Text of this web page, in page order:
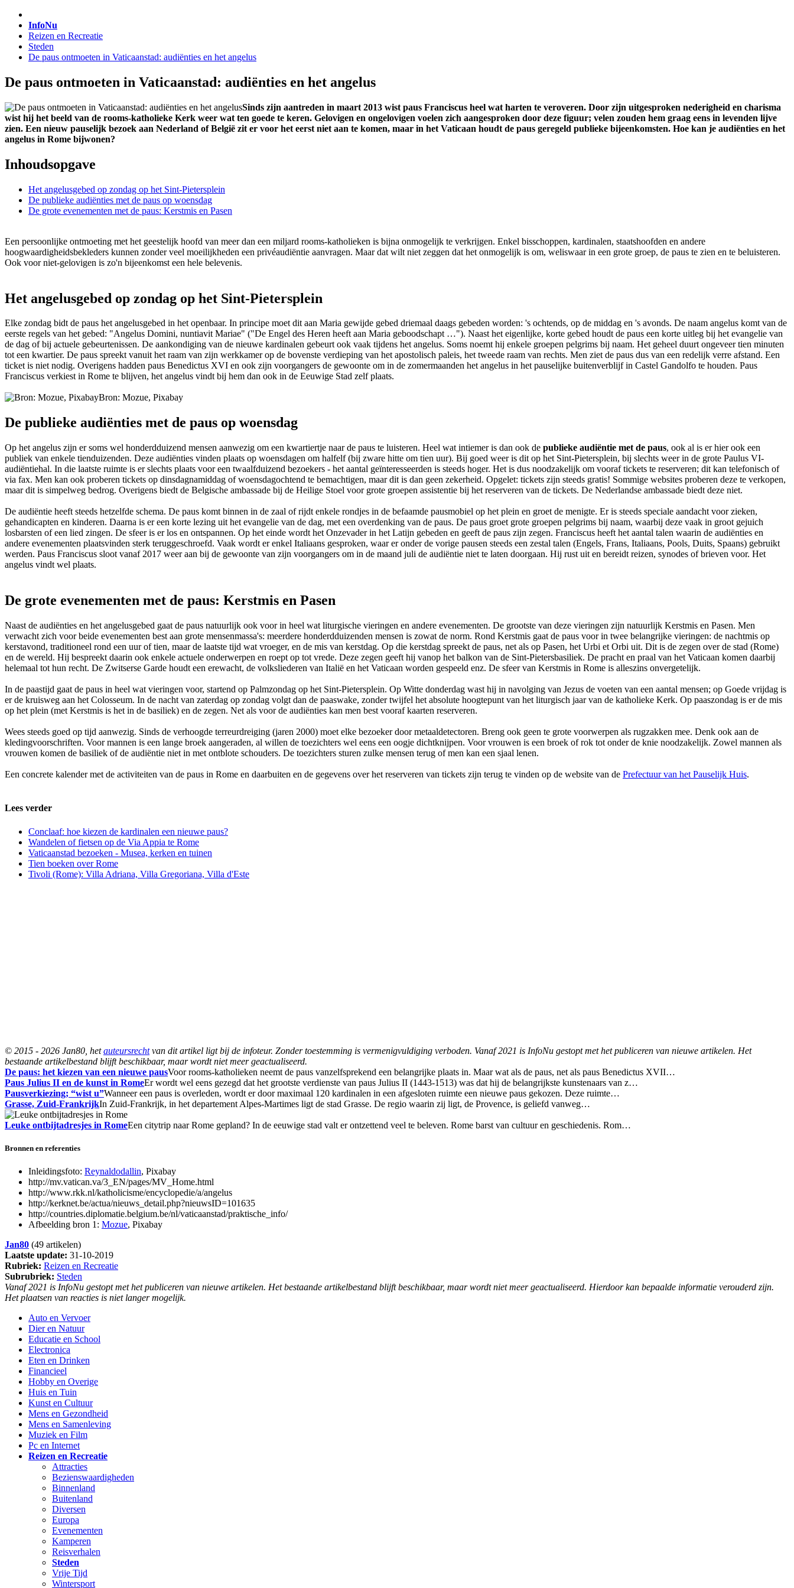
InfoNu
Reizen en Recreatie
Steden
De paus ontmoeten in Vaticaanstad: audiënties en het angelus
De paus ontmoeten in Vaticaanstad: audiënties en het angelus
Sinds zijn aantreden in maart 2013 wist paus Franciscus heel wat harten te veroveren. Door zijn uitgesproken nederigheid en charisma
wist hij het beeld van de rooms-katholieke Kerk weer wat ten goede te keren. Gelovigen en ongelovigen voelen zich aangesproken door deze figuur; velen zouden hem graag eens in levenden lijve
zien. Een nieuw pauselijk bezoek aan Nederland of België zit er voor het eerst niet aan te komen, maar in het Vaticaan houdt de paus geregeld publieke bijeenkomsten. Hoe kan je audiënties en het
angelus in Rome bijwonen?
Inhoudsopgave
Het angelusgebed op zondag op het Sint-Pietersplein
De publieke audiënties met de paus op woensdag
De grote evenementen met de paus: Kerstmis en Pasen
Een persoonlijke ontmoeting met het geestelijk hoofd van meer dan een miljard rooms-katholieken is bijna onmogelijk te verkrijgen. Enkel bisschoppen, kardinalen, staatshoofden en andere
hoogwaardigheidsbekleders kunnen zonder veel moeilijkheden een privéaudiëntie aanvragen. Maar dat wilt niet zeggen dat het onmogelijk is om, weliswaar in een grote groep, de paus te zien en te beluisteren.
Ook voor niet-gelovigen is zo'n bijeenkomst een hele belevenis.
Het angelusgebed op zondag op het Sint-Pietersplein
Elke zondag bidt de paus het angelusgebed in het openbaar. In principe moet dit aan Maria gewijde gebed driemaal daags gebeden worden: 's ochtends, op de middag en 's avonds. De naam angelus komt van de
eerste regels van het gebed: "Angelus Domini, nuntiavit Mariae" ("De Engel des Heren heeft aan Maria geboodschapt …"). Naast het eigenlijke, korte gebed houdt de paus een korte uitleg bij het evangelie van
de dag of bij actuele gebeurtenissen. De aankondiging van de nieuwe kardinalen gebeurt ook vaak tijdens het angelus. Soms noemt hij enkele groepen pelgrims bij naam. Het geheel duurt ongeveer tien minuten
tot een kwartier. De paus spreekt vanuit het raam van zijn werkkamer op de bovenste verdieping van het apostolisch paleis, het tweede raam van rechts. Men ziet de paus dus van een redelijk verre afstand. Een
ticket is niet nodig. Overigens hadden paus Benedictus XVI en ook zijn voorgangers de gewoonte om in de zomermaanden het angelus in het pauselijke buitenverblijf in Castel Gandolfo te houden. Paus
Franciscus verkiest in Rome te blijven, het angelus vindt bij hem dan ook in de Eeuwige Stad zelf plaats.
Bron: Mozue, Pixabay
De publieke audiënties met de paus op woensdag
Op het angelus zijn er soms wel honderdduizend mensen aanwezig om een kwartiertje naar de paus te luisteren. Heel wat intiemer is dan ook de publieke audiëntie met de paus, ook al is er hier ook een
publiek van enkele tienduizenden. Deze audiënties vinden plaats op woensdagen om halfelf (bij zware hitte om tien uur). Bij goed weer is dit op het Sint-Pietersplein, bij slechts weer in de grote Paulus VI-
audiëntiehal. In die laatste ruimte is er slechts plaats voor een twaalfduizend bezoekers - het aantal geïnteresseerden is steeds hoger. Het is dus noodzakelijk om vooraf tickets te reserveren; dit kan telefonisch of
via fax. Men kan ook proberen tickets op dinsdagnamiddag of woensdagochtend te bemachtigen, maar dit is dan geen zekerheid. Opgelet: tickets zijn steeds gratis! Sommige websites proberen deze te verkopen,
maar dit is simpelweg bedrog. Overigens biedt de Belgische ambassade bij de Heilige Stoel voor grote groepen assistentie bij het reserveren van de tickets. De Nederlandse ambassade biedt deze niet.
De audiëntie heeft steeds hetzelfde schema. De paus komt binnen in de zaal of rijdt enkele rondjes in de befaamde pausmobiel op het plein en groet de menigte. Er is steeds speciale aandacht voor zieken,
gehandicapten en kinderen. Daarna is er een korte lezing uit het evangelie van de dag, met een overdenking van de paus. De paus groet grote groepen pelgrims bij naam, waarbij deze vaak in groot gejuich
losbarsten of een lied zingen. De sfeer is er los en ontspannen. Op het einde wordt het Onzevader in het Latijn gebeden en geeft de paus zijn zegen. Franciscus heeft het aantal talen waarin de audiënties en
andere evenementen plaatsvinden sterk teruggeschroefd. Vaak wordt er enkel Italiaans gesproken, waar er onder de vorige pausen steeds een zestal talen (Engels, Frans, Italiaans, Pools, Duits, Spaans) gebruikt
werden. Paus Franciscus sloot vanaf 2017 weer aan bij de gewoonte van zijn voorgangers om in de maand juli de audiëntie niet te laten doorgaan. Hij rust uit en bereidt reizen, synodes of brieven voor. Het
angelus vindt wel plaats.
De grote evenementen met de paus: Kerstmis en Pasen
Naast de audiënties en het angelusgebed gaat de paus natuurlijk ook voor in heel wat liturgische vieringen en andere evenementen. De grootste van deze vieringen zijn natuurlijk Kerstmis en Pasen. Men
verwacht zich voor beide evenementen best aan grote mensenmassa's: meerdere honderdduizenden mensen is zowat de norm. Rond Kerstmis gaat de paus voor in twee belangrijke vieringen: de nachtmis op
kerstavond, traditioneel rond een uur of tien, maar de laatste tijd wat vroeger, en de mis van kerstdag. Op die kerstdag spreekt de paus, net als op Pasen, het Urbi et Orbi uit. Dit is de zegen over de stad (Rome)
en de wereld. Hij bespreekt daarin ook enkele actuele onderwerpen en roept op tot vrede. Deze zegen geeft hij vanop het balkon van de Sint-Pietersbasiliek. De pracht en praal van het Vaticaan komen daarbij
helemaal tot hun recht. De Zwitserse Garde houdt een erewacht, de volksliederen van Italië en het Vaticaan worden gespeeld enz. De sfeer van Kerstmis in Rome is alleszins onvergetelijk.
In de paastijd gaat de paus in heel wat vieringen voor, startend op Palmzondag op het Sint-Pietersplein. Op Witte donderdag wast hij in navolging van Jezus de voeten van een aantal mensen; op Goede vrijdag is
er de kruisweg aan het Colosseum. In de nacht van zaterdag op zondag volgt dan de paaswake, zonder twijfel het absolute hoogtepunt van het liturgisch jaar van de katholieke Kerk. Op paaszondag is er de mis
op het plein (met Kerstmis is het in de basiliek) en de zegen. Net als voor de audiënties kan men best vooraf kaarten reserveren.
Wees steeds goed op tijd aanwezig. Sinds de verhoogde terreurdreiging (jaren 2000) moet elke bezoeker door metaaldetectoren. Breng ook geen te grote voorwerpen als rugzakken mee. Denk ook aan de
kledingvoorschriften. Voor mannen is een lange broek aangeraden, al willen de toezichters wel eens een oogje dichtknijpen. Voor vrouwen is een broek of rok tot onder de knie noodzakelijk. Zowel mannen als
vrouwen komen de basiliek of de audiëntie niet in met ontblote schouders. De toezichters sturen zulke mensen terug of men kan een sjaal lenen.
Een concrete kalender met de activiteiten van de paus in Rome en daarbuiten en de gegevens over het reserveren van tickets zijn terug te vinden op de website van de Prefectuur van het Pauselijk Huis.
Lees verder
Conclaaf: hoe kiezen de kardinalen een nieuwe paus?
Wandelen of fietsen op de Via Appia te Rome
Vaticaanstad bezoeken - Musea, kerken en tuinen
Tien boeken over Rome
Tivoli (Rome): Villa Adriana, Villa Gregoriana, Villa d'Este
© 2015 - 2026 Jan80, hetauteursrechtvan dit artikel ligt bij de infoteur. Zonder toestemming is vermenigvuldiging verboden. Vanaf 2021 is InfoNu gestopt met het publiceren van nieuwe artikelen. Het
bestaande artikelbestand blijft beschikbaar, maar wordt niet meer geactualiseerd.
De paus: het kiezen van een nieuwe pausVoor rooms-katholieken neemt de paus vanzelfsprekend een belangrijke plaats in. Maar wat als de paus, net als paus Benedictus XVII…
Paus Julius II en de kunst in RomeEr wordt wel eens gezegd dat het grootste verdienste van paus Julius II (1443-1513) was dat hij de belangrijkste kunstenaars van z…
Pausverkiezing; “wist u”Wanneer een paus is overleden, wordt er door maximaal 120 kardinalen in een afgesloten ruimte een nieuwe paus gekozen. Deze ruimte…
Grasse, Zuid-FrankrijkIn Zuid-Frankrijk, in het departement Alpes-Martimes ligt de stad Grasse. De regio waarin zij ligt, de Provence, is geliefd vanweg…
Leuke ontbijtadresjes in RomeEen citytrip naar Rome gepland? In de eeuwige stad valt er ontzettend veel te beleven. Rome barst van cultuur en geschiedenis. Rom…
Bronnen en referenties
Inleidingsfoto: Reynaldodallin, Pixabay
http://mv.vatican.va/3_EN/pages/MV_Home.html
http://www.rkk.nl/katholicisme/encyclopedie/a/angelus
http://kerknet.be/actua/nieuws_detail.php?nieuwsID=101635
http://countries.diplomatie.belgium.be/nl/vaticaanstad/praktische_info/
Afbeelding bron 1: Mozue, Pixabay
Jan80 (49 artikelen)
Laatste update: 31-10-2019
Rubriek: Reizen en Recreatie
Subrubriek: Steden
Vanaf 2021 is InfoNu gestopt met het publiceren van nieuwe artikelen. Het bestaande artikelbestand blijft beschikbaar, maar wordt niet meer geactualiseerd. Hierdoor kan bepaalde informatie verouderd zijn.
Het plaatsen van reacties is niet langer mogelijk.
Auto en Vervoer
Dier en Natuur
Educatie en School
Electronica
Eten en Drinken
Financieel
Hobby en Overige
Huis en Tuin
Kunst en Cultuur
Mens en Gezondheid
Mens en Samenleving
Muziek en Film
Pc en Internet
Reizen en Recreatie
Attracties
Bezienswaardigheden
Binnenland
Buitenland
Diversen
Europa
Evenementen
Kamperen
Reisverhalen
Steden
Vrije Tijd
Wintersport